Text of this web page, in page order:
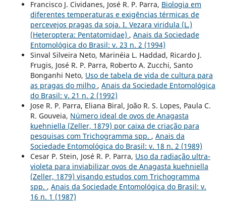
Francisco J. Cividanes, José R. P. Parra, Biologia em
diferentes temperaturas e exigências térmicas de
percevejos pragas da soja. I. Vezara viridula (L.)
(Heteroptera: Pentatomidae) , Anais da Sociedade
Entomológica do Brasil: v. 23 n. 2 (1994)
Sinval Silveira Neto, Marinéia L. Haddad, Ricardo J.
Frugis, José R. P. Parra, Roberto A. Zucchi, Santo
Bonganhi Neto, Uso de tabela de vida de cultura para
as pragas do milho , Anais da Sociedade Entomológica
do Brasil: v. 21 n. 2 (1992)
Jose R. P. Parra, Eliana Biral, João R. S. Lopes, Paula C.
R. Gouveia, Número ideal de ovos de Anagasta
kuehniella (Zeller, 1879) por caixa de criação para
pesquisas com Trichogramma spp. , Anais da
Sociedade Entomológica do Brasil: v. 18 n. 2 (1989)
Cesar P. Stein, José R. P. Parra, Uso da radiação ultra-
violeta para inviabilizar ovos de Anagasta kuehniella
(Zeller, 1879) visando estudos com Trichogramma
spp. , Anais da Sociedade Entomológica do Brasil: v.
16 n. 1 (1987)